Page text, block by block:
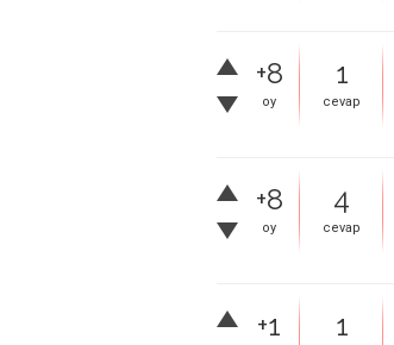
+8
oy
1
cevap
+8
oy
4
cevap
+1 1